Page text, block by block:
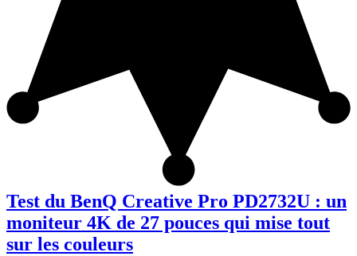
Test du BenQ Creative Pro PD2732U : un
moniteur 4K de 27 pouces qui mise tout
sur les couleurs